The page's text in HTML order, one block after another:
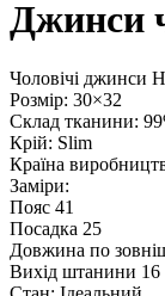
Джинси
Чоловічі джинси
Розмір: 30×32
Склад тканини:
Крій: Slim
Країна
Заміри:
Пояс 41
Посадка 25
Довжина по
Вихід штанини 16